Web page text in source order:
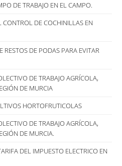
DE TRABAJO EN EL CAMPO.
CONTROL DE COCHINILLAS EN
DE PODAS PARA EVITAR
DE TRABAJO AGRÍCOLA,
DE MURCIA
HORTOFRUTICOLAS
DE TRABAJO AGRÍCOLA,
DE MURCIA.
DEL IMPUESTO ELECTRICO EN